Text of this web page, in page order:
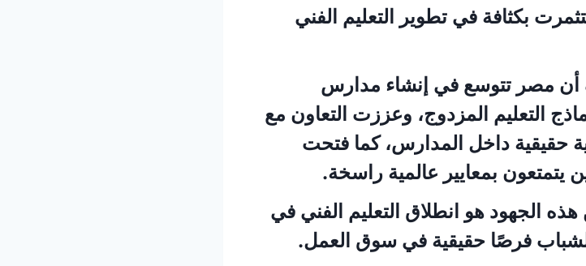
بكثافة في تطوير التعليم الفني
أن مصر تتوسع في إنشاء مدارس
التعليم المزدوج، وعززت التعاون مع
حقيقية داخل المدارس، كما فتحت
يتمتعون بمعايير عالمية راسخة.
الجهود هو انطلاق التعليم الفني في
فرصًا حقيقية في سوق العمل.